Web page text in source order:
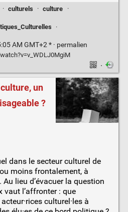
· culturels · culture
·
·
AM GMT+2 * · permalien
·
un
?
dans le secteur culturel de
moins frontalement, à
Au lieu d’évacuer la question
vaut l’affronter : que
culturel·les à